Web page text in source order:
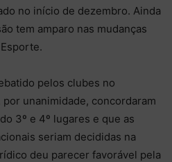
no início de dezembro. Ainda
tem amparo nas mudanças
pelos clubes no
unanimidade, concordaram
3º e 4º lugares e que as
seriam decididas na
deu parecer favorável pela